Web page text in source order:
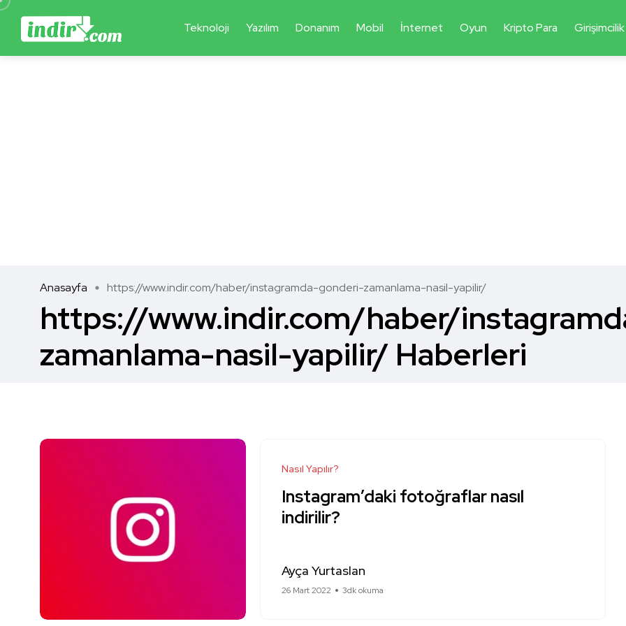
Teknoloji Yazılım Donanım Mobil İnternet Oyun Kripto Para Girişimcilik
Anasayfa https://www.indir.com/haber/instagramda-gonderi-zamanlama-nasil-yapilir/
https://www.indir.com/haber/
zamanlama-nasil-yapilir/ Haberleri
Nasıl Yapılır?
Instagram’daki fotoğraflar nasıl
indirilir?
Ayça Yurtaslan
26 Mart 2022 3dk okuma